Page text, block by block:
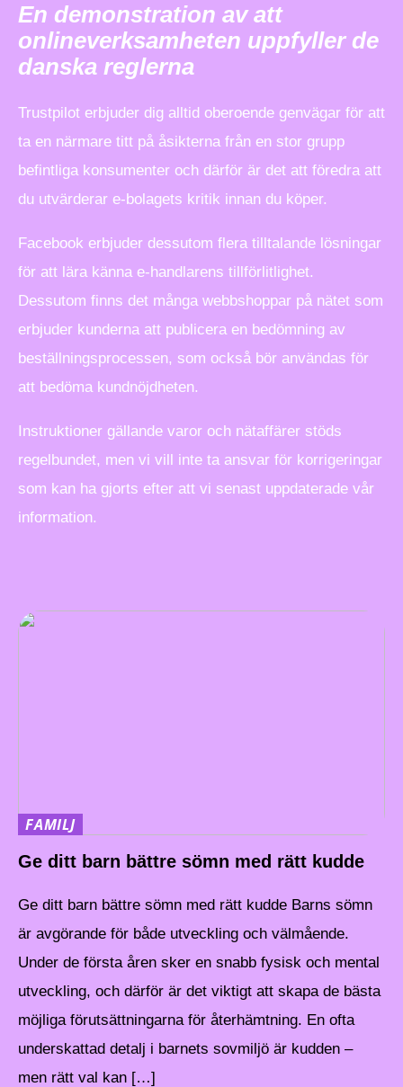
En demonstration av att
onlineverksamheten uppfyller de
danska reglerna
Trustpilot erbjuder dig alltid oberoende genvägar för att
ta en närmare titt på åsikterna från en stor grupp
befintliga konsumenter och därför är det att föredra att
du utvärderar e-bolagets kritik innan du köper.
Facebook erbjuder dessutom flera tilltalande lösningar
för att lära känna e-handlarens tillförlitlighet.
Dessutom finns det många webbshoppar på nätet som
erbjuder kunderna att publicera en bedömning av
beställningsprocessen, som också bör användas för
att bedöma kundnöjdheten.
Instruktioner gällande varor och nätaffärer stöds
regelbundet, men vi vill inte ta ansvar för korrigeringar
som kan ha gjorts efter att vi senast uppdaterade vår
information.
FAMILJ
Ge ditt barn bättre sömn med rätt kudde
Ge ditt barn bättre sömn med rätt kudde Barns sömn
är avgörande för både utveckling och välmående.
Under de första åren sker en snabb fysisk och mental
utveckling, och därför är det viktigt att skapa de bästa
möjliga förutsättningarna för återhämtning. En ofta
underskattad detalj i barnets sovmiljö är kudden –
men rätt val kan […]